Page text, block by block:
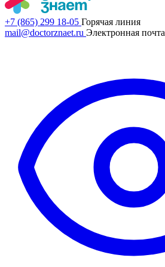
+7 (865) 299 18-05 Горячая линия
mail@doctorznaet.ru Электронная почта